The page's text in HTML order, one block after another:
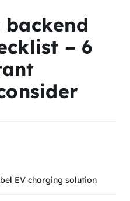
backend
– 6
EV charging solution